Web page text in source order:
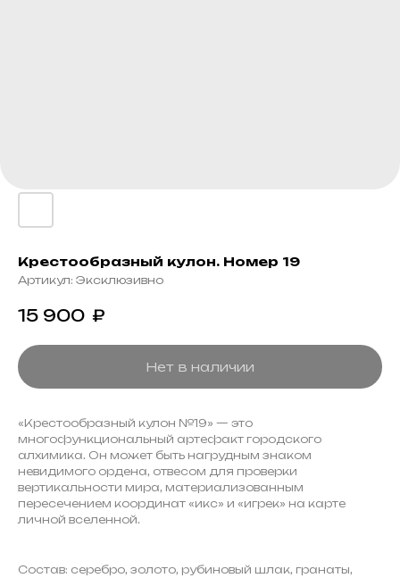
Крестообразный кулон. Номер 19
Артикул: Эксклюзивно
15 900 ₽
Нет в наличии
«Крестообразный кулон №19» — это
многофункциональный артефакт городского
алхимика. Он может быть нагрудным знаком
невидимого ордена, отвесом для проверки
вертикальности мира, материализованным
пересечением координат «икс» и «игрек» на карте
личной вселенной.
Состав: серебро, золото, рубиновый шлак, гранаты,